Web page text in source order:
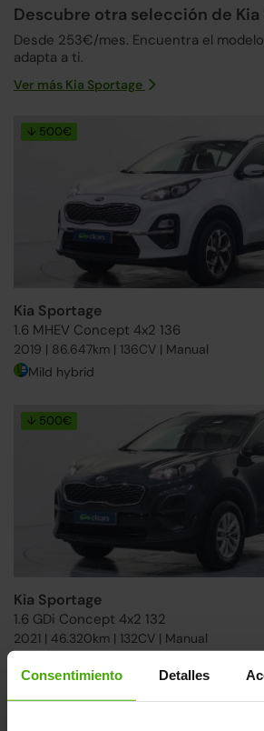
Consentimiento Detalles
Descubre otra selección de
Desde 253€/mes. Encuentra el
adapta a ti.
Ver más Kia Sportage
↓ 500€
Kia Sportage
1.6 MHEV Concept 4x2 136
2019 | 86.647km | 136CV | Manual
Mild hybrid
↓ 500€
Kia Sportage
1.6 GDi Concept 4x2 132
2021 | 46.320km | 132CV | Manual